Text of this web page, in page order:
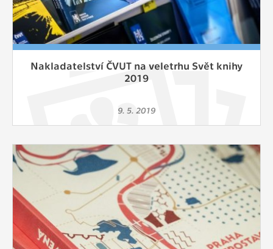
Nakladatelství ČVUT na veletrhu Svět knihy
2019
9. 5. 2019